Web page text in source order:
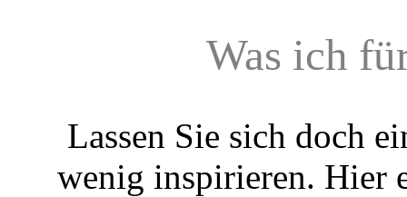
Was ich
Lassen Sie sich doch
wenig inspirieren. Hier